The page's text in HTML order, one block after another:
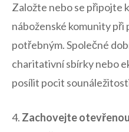
Založte nebo se⁣ připojte
náboženské komunity
‌potřebným. Společné
⁤charitativní ​sbírky nebo
posílit ​pocit⁣
4.​ Zachovejte